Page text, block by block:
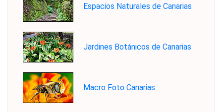
Espacios Naturales de Canarias
Jardines Botánicos de Canarias
Macro Foto Canarias